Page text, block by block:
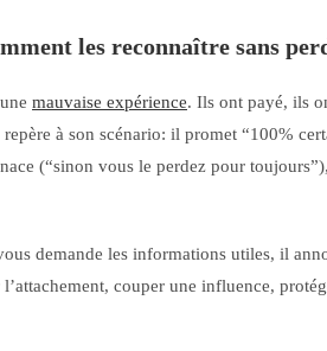
les reconnaître sans
mauvaise expérience. Ils ont payé, ils
à son scénario: il promet “100%
(“sinon vous le perdez pour
demande les informations utiles, il
couper une influence,